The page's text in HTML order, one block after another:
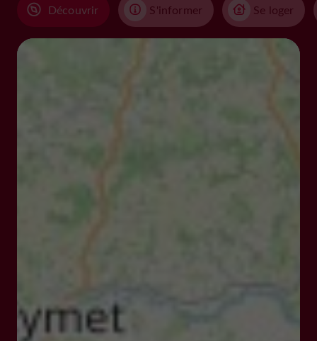
Découvrir S'informer Se loger